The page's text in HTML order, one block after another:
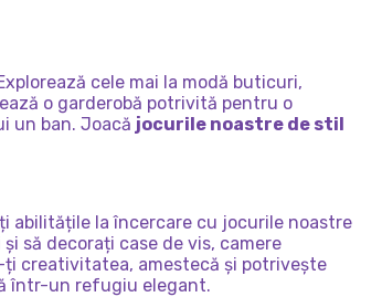
cele mai la modă buticuri,
o garderobă potrivită pentru o
un ban. Joacă jocurile noastre de stil
abilitățile la încercare cu jocurile noastre
să decorați case de vis, camere
creativitatea, amestecă și potrivește
într-un refugiu elegant.